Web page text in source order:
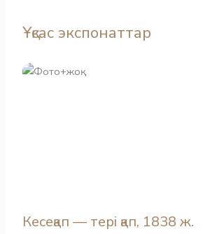
Ұқсас экспонаттар
Кесеқап — тері қап, 1838 ж.